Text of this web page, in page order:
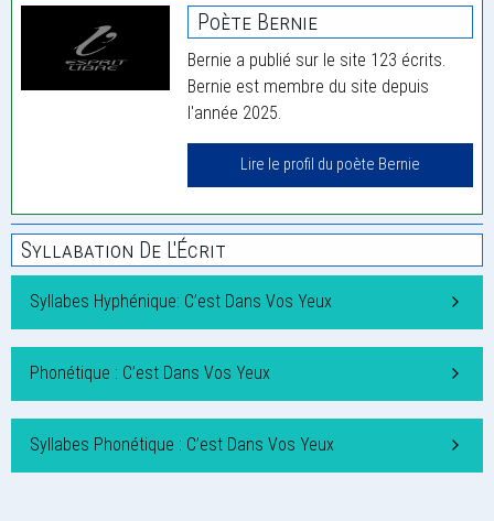
Poète Bernie
Bernie a publié sur le site 123 écrits.
Bernie est membre du site depuis
l'année 2025.
Lire le profil du poète Bernie
Syllabation De L'Écrit
Syllabes Hyphénique: C’est Dans Vos Yeux
Phonétique : C’est Dans Vos Yeux
Syllabes Phonétique : C’est Dans Vos Yeux